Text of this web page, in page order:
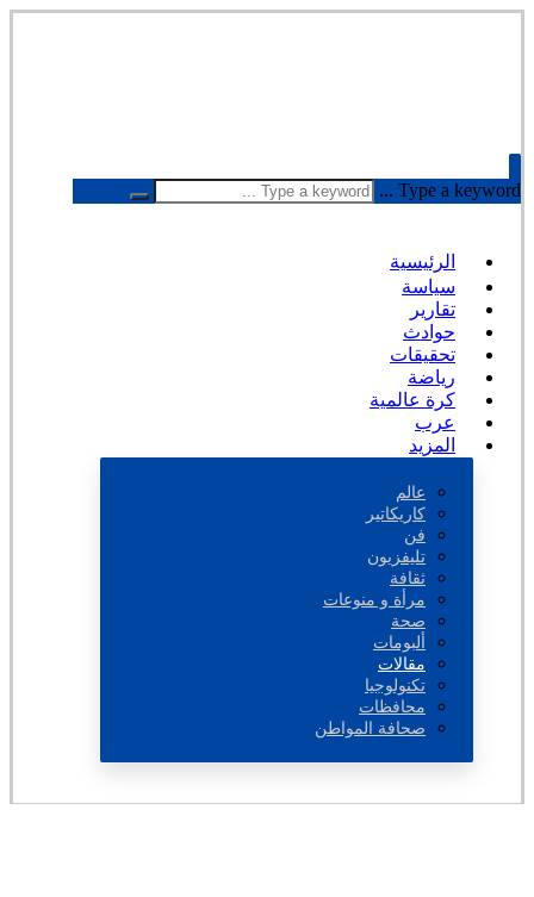
Type a keyword ...
الرئيسية
سياسة
تقارير
حوادث
تحقيقات
رياضة
كرة عالمية
عرب
المزيد
عالم
كاريكاتير
فن
تليفزيون
ثقافة
مرأة و منوعات
صحة
ألبومات
مقالات
تكنولوجيا
محافظات
صحافة المواطن